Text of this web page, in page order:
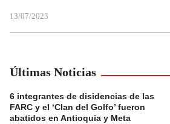
13/07/2023
Últimas Noticias
6 integrantes de disidencias de las
FARC y el ‘Clan del Golfo’ fueron
abatidos en Antioquia y Meta